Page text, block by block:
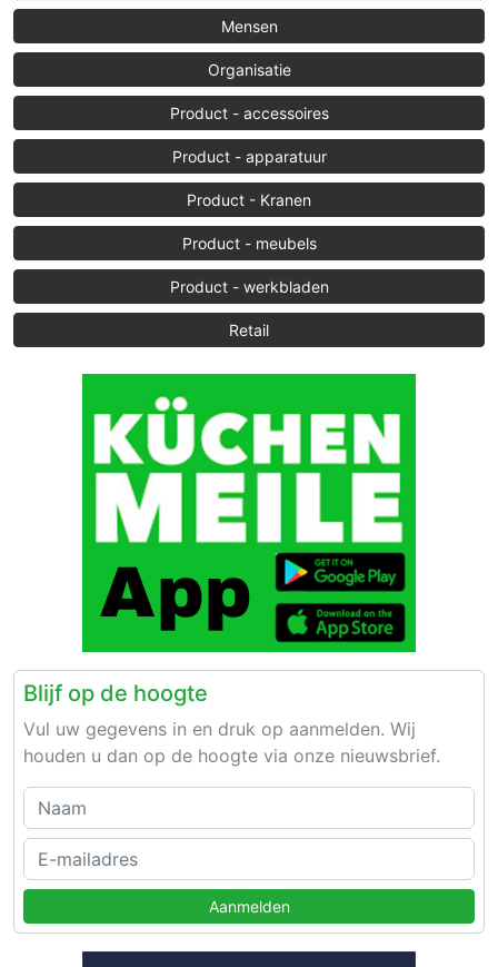
Mensen
Organisatie
Product - accessoires
Product - apparatuur
Product - Kranen
Product - meubels
Product - werkbladen
Retail
Blijf op de hoogte
Vul uw gegevens in en druk op aanmelden. Wij
houden u dan op de hoogte via onze nieuwsbrief.
Aanmelden